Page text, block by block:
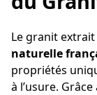
Le granit
naturelle
propriétés
à l’usure. Grâce